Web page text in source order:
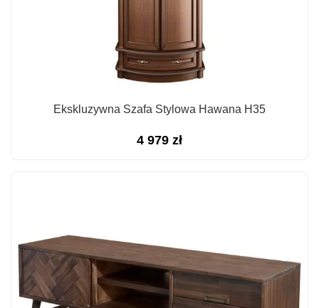
Ekskluzywna Szafa Stylowa Hawana H35
4 979 zł